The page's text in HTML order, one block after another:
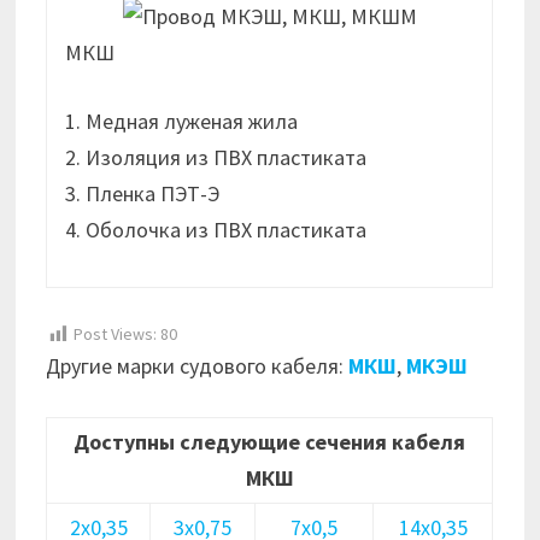
МКШ
1. Медная луженая жила
2. Изоляция из ПВХ пластиката
3. Пленка ПЭТ-Э
4. Оболочка из ПВХ пластиката
Post Views: 80
Другие марки судового кабеля: МКШ, МКЭШ
Доступны следующие сечения кабеля
МКШ
2х0,35
3х0,75
7х0,5
14х0,35